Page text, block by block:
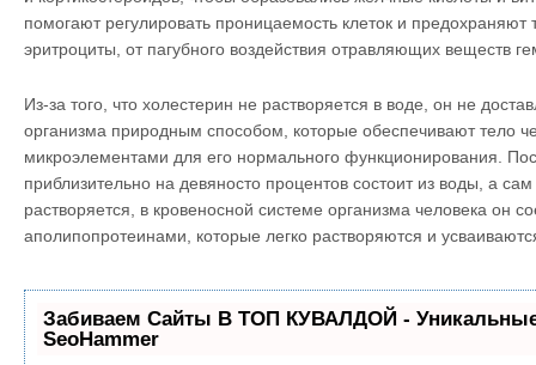
помогают регулировать проницаемость клеток и предохраняют
эритроциты, от пагубного воздействия отравляющих веществ
Из-за того, что холестерин не растворяется в воде, он не
организма природным способом, которые обеспечивают тело
микроэлементами для его нормального функционирования.
приблизительно на девяносто процентов состоит из воды, а
растворяется, в кровеносной системе организма человека он
аполипопротеинами, которые легко растворяются и
Забиваем Сайты В ТОП КУВАЛДОЙ -
SeoHammer